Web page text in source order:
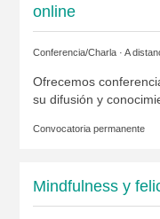
online
Conferencia/Charla · A
Ofrecemos
su difusión y
Convocatoria permanente
Mindfulness y